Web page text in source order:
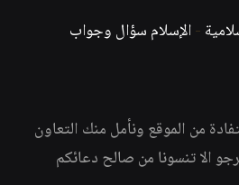
-الإسلام سؤال وجواب
من الموقع ونأمل منك التعاون
الا تنسونا من صالح دعائكم